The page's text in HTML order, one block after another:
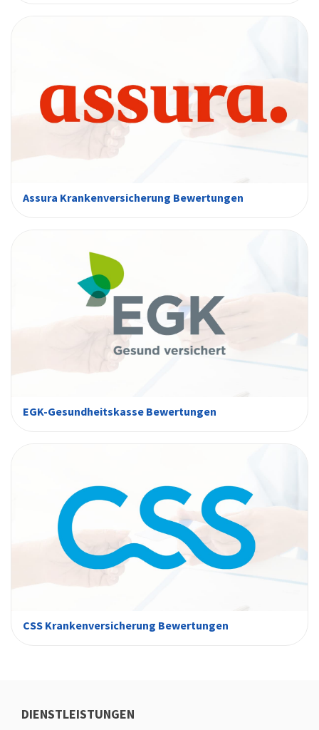
Assura Krankenversicherung Bewertungen
EGK-Gesundheitskasse Bewertungen
CSS Krankenversicherung Bewertungen
DIENSTLEISTUNGEN